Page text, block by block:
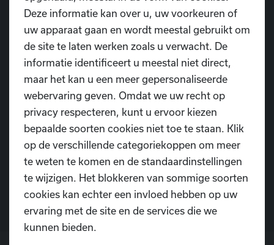
Deze informatie kan over u, uw voorkeuren of
uw apparaat gaan en wordt meestal gebruikt om
de site te laten werken zoals u verwacht. De
informatie identificeert u meestal niet direct,
maar het kan u een meer gepersonaliseerde
webervaring geven. Omdat we uw recht op
privacy respecteren, kunt u ervoor kiezen
bepaalde soorten cookies niet toe te staan. Klik
op de verschillende categoriekoppen om meer
te weten te komen en de standaardinstellingen
te wijzigen. Het blokkeren van sommige soorten
cookies kan echter een invloed hebben op uw
ervaring met de site en de services die we
kunnen bieden.
Heb je nog vragen?
Contacteer ons